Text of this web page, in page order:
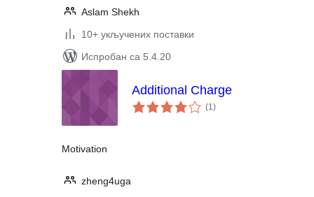
Aslam Shekh
10+ укључених поставки
Испробан са 5.4.20
Additional Charge
(1укупних
оцена
)
Motivation
zheng4uga